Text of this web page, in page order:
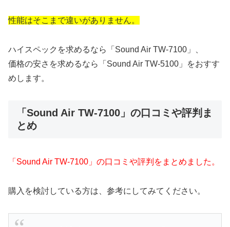
性能はそこまで違いがありません。
ハイスペックを求めるなら「Sound Air TW-7100」、
価格の安さを求めるなら「Sound Air TW-5100」をおすす
めします。
「Sound Air TW-7100」の口コミや評判ま
とめ
「Sound Air TW-7100」の口コミや評判をまとめました。
購入を検討している方は、参考にしてみてください。